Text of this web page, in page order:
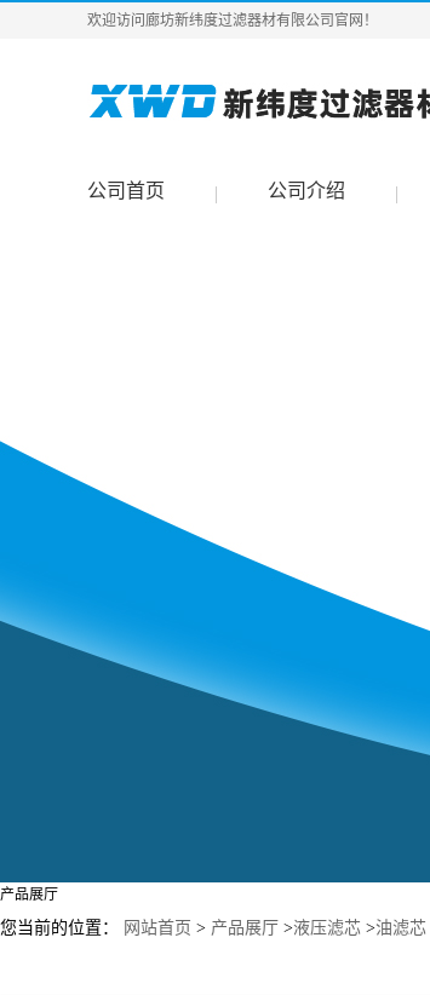
欢迎访问廊坊新纬度过滤器材有限公司官网！
公司首页 公司介绍
产品展厅
您当前的位置： 网站首页 > 产品展厅 >液压滤芯 >油滤芯